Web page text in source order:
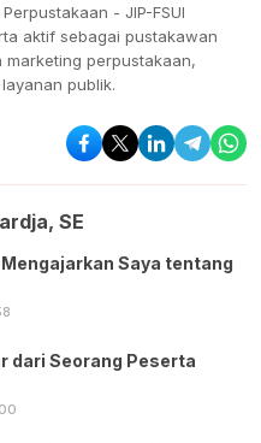
- JIP-FSUI
aktif sebagai pustakawan
perpustakaan,
publik.
SE
Saya tentang
dari Seorang Peserta